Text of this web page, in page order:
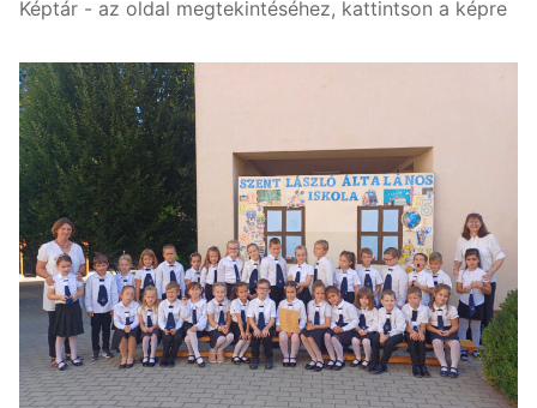
Képtár - az oldal megtekintéséhez, kattintson a képre